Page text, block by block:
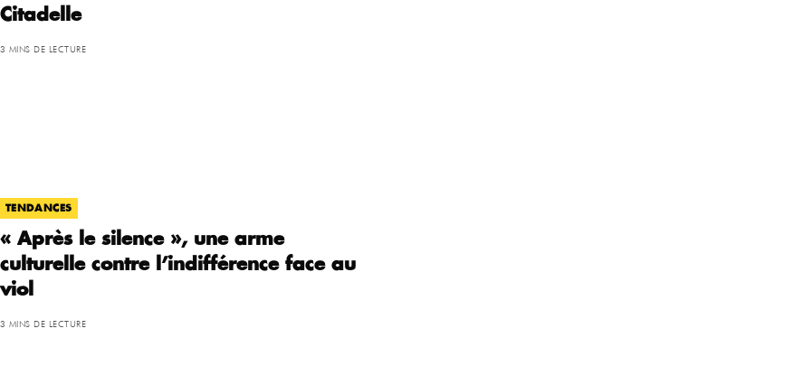
Citadelle
3 MINS DE LECTURE
TENDANCES
« Après le silence », une arme
culturelle contre l’indifférence face au
viol
3 MINS DE LECTURE